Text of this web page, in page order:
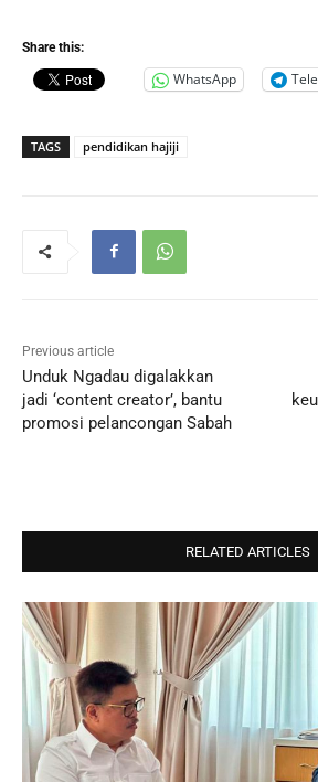
Share this:
WhatsApp
TAGS pendidikan hajiji
Previous article
Unduk Ngadau digalakkan
jadi ‘content creator’, bantu
promosi pelancongan Sabah
RELATED ARTICLES